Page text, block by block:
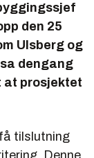
den 25
Ulsberg og
dengang
at prosjektet
tilslutning